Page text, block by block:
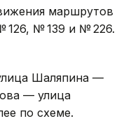
маршрутов
№ 139 и № 226.
Шаляпина —
— улица
по схеме.